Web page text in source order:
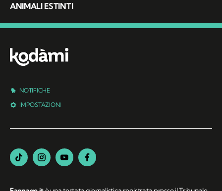
ANIMALI ESTINTI
NOTIFICHE
IMPOSTAZIONI